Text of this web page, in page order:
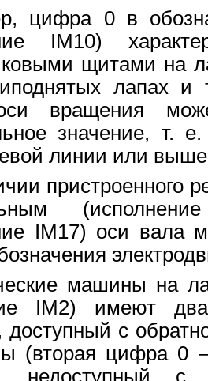
цифра 0 в
IM10)
щитами на
лапах и
вращения
значение, т.
линии или
пристроенного
IM17) оси вала
машины на
IM2) имеют
доступный с
(вторая цифра 0
недоступный